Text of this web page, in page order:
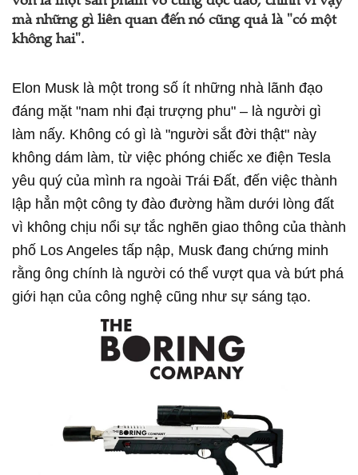
mà những gì liên quan đến nó cũng quả là "có một
không hai".
Elon Musk là một trong số ít những nhà lãnh đạo
đáng mặt "nam nhi đại trượng phu" – là người gì
làm nấy. Không có gì là "người sắt đời thật" này
không dám làm, từ việc phóng chiếc xe điện Tesla
yêu quý của mình ra ngoài Trái Đất, đến việc thành
lập hẳn một công ty đào đường hầm dưới lòng đất
vì không chịu nổi sự tắc nghẽn giao thông của thành
phố Los Angeles tấp nập, Musk đang chứng minh
rằng ông chính là người có thể vượt qua và bứt phá
giới hạn của công nghệ cũng như sự sáng tạo.